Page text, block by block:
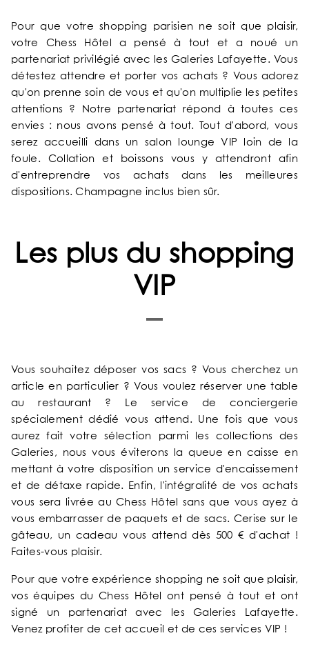
ACCUEIL
NOTRE UNIVERS
NOS SERVICES
NOS CHAMBRES & SUITES
OFFRES EXCLUSIVES
GALERIE PHOTOS
FAQ
Pour que votre shopping parisien ne soit que plaisir,
votre Chess Hôtel a pensé à tout et a noué un
partenariat privilégié avec les Galeries Lafayette. Vous
détestez attendre et porter vos achats ? Vous adorez
qu'on prenne soin de vous et qu'on multiplie les petites
attentions ? Notre partenariat répond à toutes ces
envies : nous avons pensé à tout. Tout d'abord, vous
serez accueilli dans un salon lounge VIP loin de la
foule. Collation et boissons vous y attendront afin
d'entreprendre vos achats dans les meilleures
dispositions. Champagne inclus bien sûr.
Les plus du shopping
VIP
Vous souhaitez déposer vos sacs ? Vous cherchez un
article en particulier ? Vous voulez réserver une table
au restaurant ? Le service de conciergerie
spécialement dédié vous attend. Une fois que vous
aurez fait votre sélection parmi les collections des
Galeries, nous vous éviterons la queue en caisse en
mettant à votre disposition un service d'encaissement
et de détaxe rapide. Enfin, l'intégralité de vos achats
vous sera livrée au Chess Hôtel sans que vous ayez à
vous embarrasser de paquets et de sacs. Cerise sur le
gâteau, un cadeau vous attend dès 500 € d'achat !
Faites-vous plaisir.
Pour que votre expérience shopping ne soit que plaisir,
vos équipes du Chess Hôtel ont pensé à tout et ont
signé un partenariat avec les Galeries Lafayette.
Venez profiter de cet accueil et de ces services VIP !